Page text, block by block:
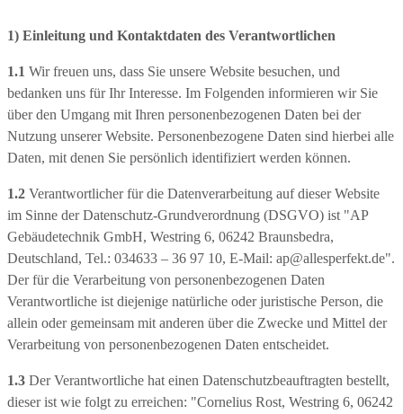
1) Einleitung und Kontaktdaten des Verantwortlichen
1.1 Wir freuen uns, dass Sie unsere Website besuchen, und
bedanken uns für Ihr Interesse. Im Folgenden informieren wir Sie
über den Umgang mit Ihren personenbezogenen Daten bei der
Nutzung unserer Website. Personenbezogene Daten sind hierbei alle
Daten, mit denen Sie persönlich identifiziert werden können.
1.2 Verantwortlicher für die Datenverarbeitung auf dieser Website
im Sinne der Datenschutz-Grundverordnung (DSGVO) ist "AP
Gebäudetechnik GmbH, Westring 6, 06242 Braunsbedra,
Deutschland, Tel.: 034633 – 36 97 10, E-Mail: ap@allesperfekt.de".
Der für die Verarbeitung von personenbezogenen Daten
Verantwortliche ist diejenige natürliche oder juristische Person, die
allein oder gemeinsam mit anderen über die Zwecke und Mittel der
Verarbeitung von personenbezogenen Daten entscheidet.
1.3 Der Verantwortliche hat einen Datenschutzbeauftragten bestellt,
dieser ist wie folgt zu erreichen: "Cornelius Rost, Westring 6, 06242